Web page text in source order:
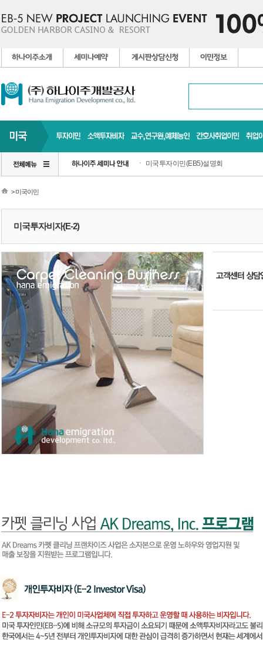
미국투자이민(EB5)설명회
> 미국이민
미국투자비자(E-2)